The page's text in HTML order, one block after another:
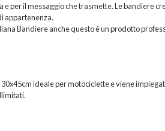
per il messaggio che trasmette. Le bandiere
appartenenza.
Bandiere anche questo è un prodotto
ideale per motociclette e viene